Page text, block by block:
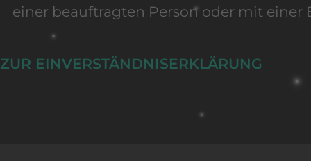
einer beauftragten Person oder mit
ZUR EINVERSTÄNDNISERKLÄRUNG